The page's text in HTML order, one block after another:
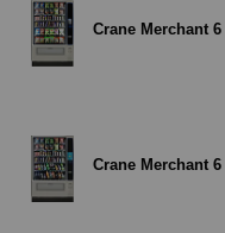
Crane Merchant
Crane Merchant